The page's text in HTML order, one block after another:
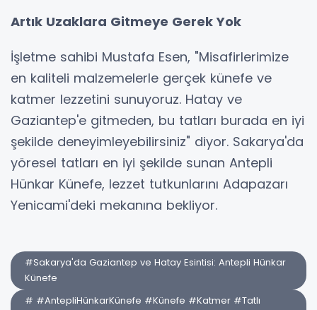
Artık Uzaklara Gitmeye Gerek Yok
İşletme sahibi Mustafa Esen, "Misafirlerimize
en kaliteli malzemelerle gerçek künefe ve
katmer lezzetini sunuyoruz. Hatay ve
Gaziantep'e gitmeden, bu tatları burada en iyi
şekilde deneyimleyebilirsiniz" diyor. Sakarya'da
yöresel tatları en iyi şekilde sunan Antepli
Hünkar Künefe, lezzet tutkunlarını Adapazarı
Yenicami'deki mekanına bekliyor.
#Sakarya'da Gaziantep ve Hatay Esintisi: Antepli Hünkar
Künefe
# #AntepliHünkarKünefe #Künefe #Katmer #Tatlı